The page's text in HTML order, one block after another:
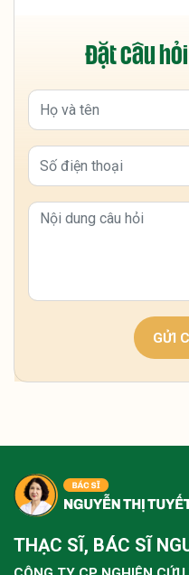
con nên kết hợp vận
để hỗ trợ cải thiện. Nếu
nặng, nên đi thăm
xác nguyên nhân.
Dạo gần đây tôi
đêm, có lúc tê đến
phải do thiếu máu
quan đến khí huyết lưu
dây thần kinh, bà con
theo dõi thêm. Nếu kéo
để xác định nguyên
nhẹ, nhất là ban
Tình trạng tê buốt tay
con nên kết hợp giữ ấm,
sinh như ngâm chân để
Đặt câu
GỬI
THẠC SĨ, BÁC SĨ